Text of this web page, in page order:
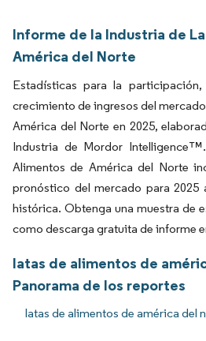
Informe de la Industria de
América del Norte
Estadísticas para la
crecimiento de ingresos del
América del Norte en 2025,
Industria de Mordor
Alimentos de América del Norte
pronóstico del mercado para 2025
histórica. Obtenga una muestra de
como descarga gratuita de informe
latas de alimentos de
Panorama de los reportes
latas de alimentos de américa del